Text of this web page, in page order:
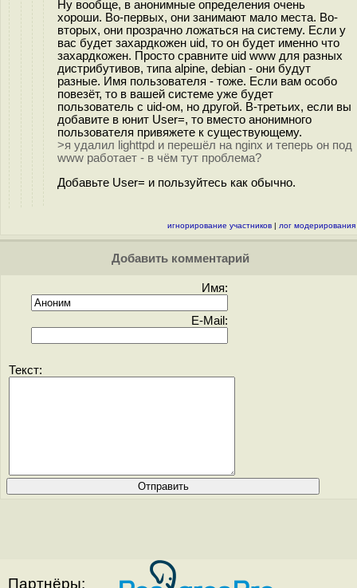
Ну вообще, в анонимные определения очень
хороши. Во-первых, они занимают мало места. Во-
вторых, они прозрачно ложаться на систему. Если у
вас будет захардкожен uid, то он будет именно что
захардкожен. Просто сравните uid www для разных
дистрибутивов, типа alpine, debian - они будут
разные. Имя пользователя - тоже. Если вам особо
повезёт, то в вашей системе уже будет
пользователь с uid-ом, но другой. В-третьих, если вы
добавите в юнит User=, то вместо анонимного
пользователя привяжете к существующему.
>я удалил lighttpd и перешёл на nginx и теперь он под
www работает - в чём тут проблема?
Добавьте User= и пользуйтесь как обычно.
игнорирование участников | лог модерирования
Добавить комментарий
Имя:
E-Mail:
Текст:
Партнёры: